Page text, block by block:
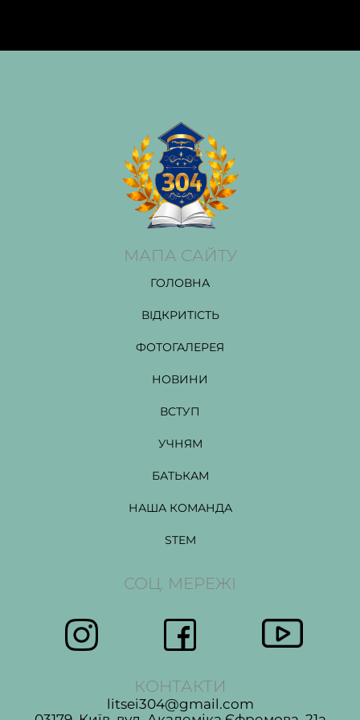
МАПА САЙТУ
ГОЛОВНА
ВІДКРИТІСТЬ
ФОТОГАЛЕРЕЯ
НОВИНИ
ВСТУП
УЧНЯМ
БАТЬКАМ
НАША КОМАНДА
STEM
СОЦ. МЕРЕЖІ
КОНТАКТИ
litsei304@gmail.com